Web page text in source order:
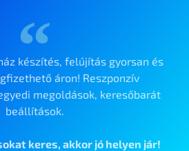
készítés, felújítás gyorsan és
áron! Reszponzív
megoldások, keresőbarát
beállítások.
keres, akkor jó helyen jár!